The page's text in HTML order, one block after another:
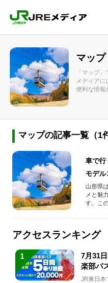
マップ
「マップ
メディアに
便利な情報
マップの記事一覧（1
車で行
モデル
満喫す
山形県
メと魅
す。こ
アクセスランキング
1
7月31
楽部パ
JR東日本